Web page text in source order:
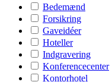
Bedemænd
Forsikring
Gaveidéer
Hoteller
Indgravering
Konferencecenter
Kontorhotel